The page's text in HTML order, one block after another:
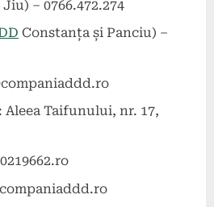
– 0766.472.274
Constanța și Panciu) –
Taifunului, nr. 17,